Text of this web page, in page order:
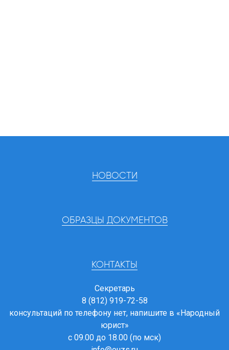
НОВОСТИ
ОБРАЗЦЫ ДОКУМЕНТОВ
КОНТАКТЫ
Секретарь
8 (812) 919-72-58
консультаций по телефону нет, напишите в «Народный
юрист»
с 09.00 до 18.00 (по мск)